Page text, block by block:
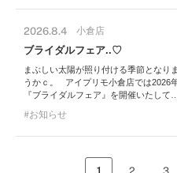
2026.8.4 小倉店
ブライダルフェア..♡
まぶしい太陽が照り付ける季節となり
うかｃ。 アイプリモ小倉店では2026
『ブライダルフェア』を開催いたして…
お知らせ